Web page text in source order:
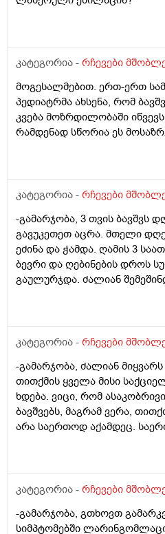
კატეგორია - რჩევები
მოგესალმებით. ერთ-ერთ
პედიატრმა ახსენა, რომ
კვება მოზრდილობაში
რამდენად სწორია ეს
კატეგორია - რჩევები
-გამარჯობა, 3 თვის ბავშვს
გავუკეთეთ აცრა. მთელი
ეძინა და ჭამდა. ღამის 3
ბევრი და ღებინების დროს
გაულურჯდა. ძალიან
სასწრაფოს და სიცხეს
მაინტერესევს ეს
კატეგორია - რჩევები
-გამარჯობა, ძალიან
თითქმის ყველა მისი
ხდება. ვიცი, რომ
ბავშვებს, მაგრამ ვერა,
არა საერთოდ აქამდეც.
ვერც ის. ძალიან
გაუგონარია. არ ვიცი ასე
როგორ მოვიქცე მირჩიეთ.
კატეგორია - რჩევები
-გამარჯობა, გთხოვთ
სიმპტომებში